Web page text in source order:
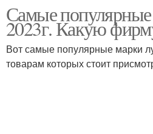
Самые
2023г. Какую
Вот самые популярные марки
товарам которых стоит